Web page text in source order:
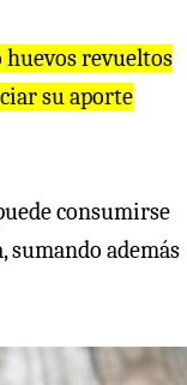
huevos revueltos
su aporte
consumirse
sumando además